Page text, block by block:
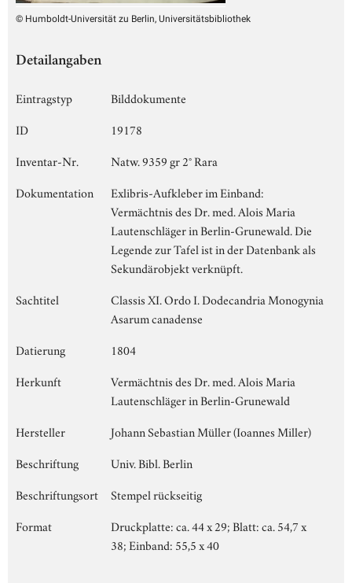
© Humboldt-Universität zu Berlin, Universitätsbibliothek
Detailangaben
Eintragstyp
Bilddokumente
ID
19178
Inventar-Nr.
Natw. 9359 gr 2° Rara
Dokumentation
Exlibris-Aufkleber im Einband:
Vermächtnis des Dr. med. Alois Maria
Lautenschläger in Berlin-Grunewald. Die
Legende zur Tafel ist in der Datenbank als
Sekundärobjekt verknüpft.
Sachtitel
Classis XI. Ordo I. Dodecandria Monogynia
Asarum canadense
Datierung
1804
Herkunft
Vermächtnis des Dr. med. Alois Maria
Lautenschläger in Berlin-Grunewald
Hersteller
Johann Sebastian Müller (Ioannes Miller)
Beschriftung
Univ. Bibl. Berlin
Beschriftungsort
Stempel rückseitig
Format
Druckplatte: ca. 44 x 29; Blatt: ca. 54,7 x
38; Einband: 55,5 x 40